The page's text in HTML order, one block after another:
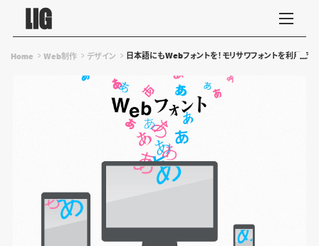
Home Web制作 デザイン 日本語にもWebフォントを！モリサワフォントを利用で